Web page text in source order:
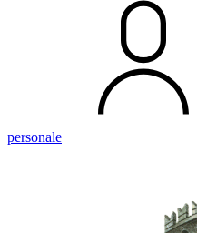
personale